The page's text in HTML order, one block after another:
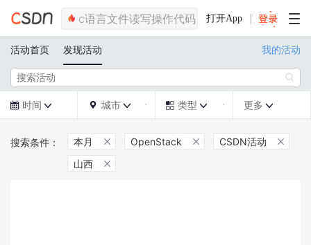
打开App
活动首页 发现活动 我的活动

 时间   城市   类型  更多 
本月  OpenStack  CSDN活动 
山西 